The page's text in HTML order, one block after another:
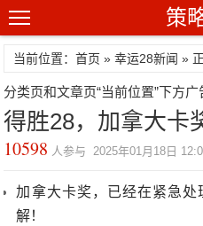
策
当前位置：首页 »幸运28新闻 »
分类页和文章页“当前位置”下方
得胜28，加拿大卡
10598 人参与 2025年01月18日
加拿大卡奖，已经在紧急
解！